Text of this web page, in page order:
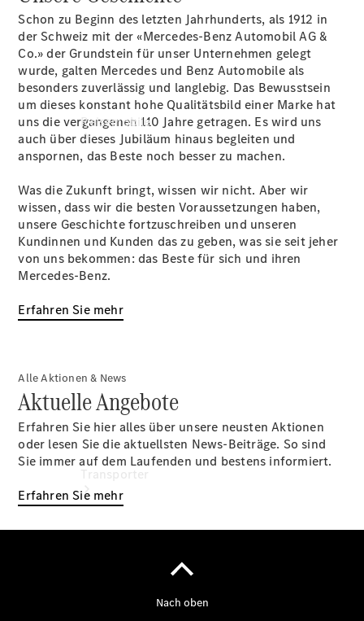
Reisemobile
Jetzt
entdecken
Standort
Schon zu Beginn des letzten Jahrhunderts, als 1912 in
der Schweiz mit der «Mercedes-Benz Automobil AG &
Co.» der Grundstein für unser Unternehmen gelegt
wurde, galten Mercedes und Benz Automobile als
besonders zuverlässig und langlebig. Das Bewusstsein
um dieses konstant hohe Qualitätsbild einer Marke hat
uns die vergangenen 110 Jahre getragen. Es wird uns
auch über dieses Jubiläum hinaus begleiten und
anspornen, das Beste noch besser zu machen.
Was die Zukunft bringt, wissen wir nicht. Aber wir
wissen, dass wir die besten Voraussetzungen haben,
unsere Geschichte fortzuschreiben und unseren
Kundinnen und Kunden das zu geben, was sie seit jeher
von uns bekommen: das Beste für sich und ihren
Mercedes-Benz.
Erfahren Sie mehr
Alle Aktionen & News
Aktuelle Angebote
Erfahren Sie hier alles über unsere neusten Aktionen
oder lesen Sie die aktuellsten News-Beiträge. So sind
Sie immer auf dem Laufenden und bestens informiert.
Erfahren Sie mehr